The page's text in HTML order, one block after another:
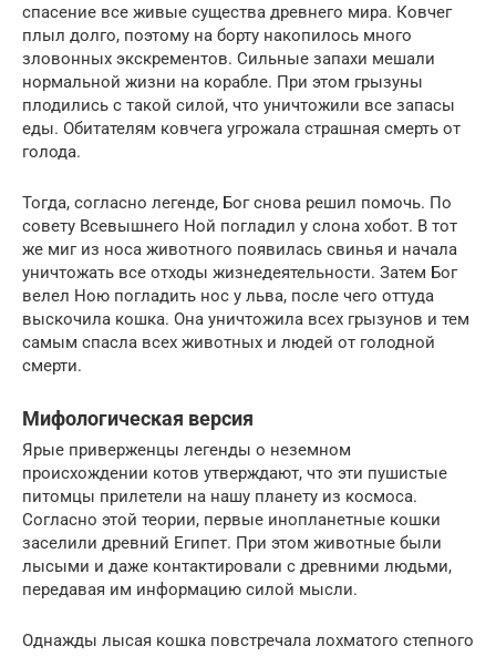
спасение все живые существа древнего мира. Ковчег
плыл долго, поэтому на борту накопилось много
зловонных экскрементов. Сильные запахи мешали
нормальной жизни на корабле. При этом грызуны
плодились с такой силой, что уничтожили все запасы
еды. Обитателям ковчега угрожала страшная смерть от
голода.
Тогда, согласно легенде, Бог снова решил помочь. По
совету Всевышнего Ной погладил у слона хобот. В тот
же миг из носа животного появилась свинья и начала
уничтожать все отходы жизнедеятельности. Затем Бог
велел Ною погладить нос у льва, после чего оттуда
выскочила кошка. Она уничтожила всех грызунов и тем
самым спасла всех животных и людей от голодной
смерти.
Мифологическая версия
Ярые приверженцы легенды о неземном
происхождении котов утверждают, что эти пушистые
питомцы прилетели на нашу планету из космоса.
Согласно этой теории, первые инопланетные кошки
заселили древний Египет. При этом животные были
лысыми и даже контактировали с древними людьми,
передавая им информацию силой мысли.
Однажды лысая кошка повстречала лохматого степного